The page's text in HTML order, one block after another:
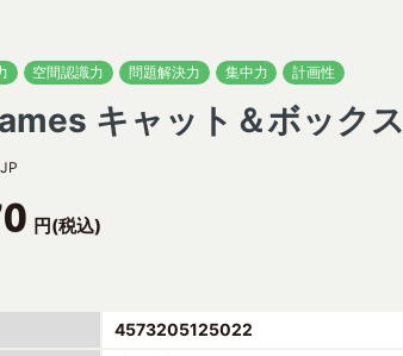
空間認識力 問題解決力 集中力 計画性
キャット＆ボックス
円(税込)
4573205125022